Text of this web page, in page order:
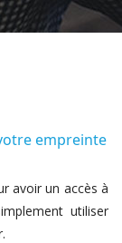
empreinte
avoir un accès à
utiliser